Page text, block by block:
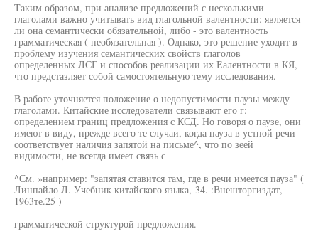
Таким образом, при анализе предложений с несколькими
глаголами важно учитывать вид глагольной валентности: является
ли она семантически обязательной, либо - это валентность
грамматическая ( необязательная ). Однако, это решение уходит в
проблему изучения семантических свойств глаголов
определенных ЛСГ и способов реализации их Еалентности в КЯ,
что предстазляет собой самостоятельную тему исследования.
В работе уточняется положение о недопустимости паузы между
глаголами. Китайские исследователи связывают его г:
определением границ предложения с КСД. Но говоря о паузе, они
имеют в виду, прежде всего те случаи, когда пауза в устной речи
соответствует наличия запятой на письме^, что по зеей
видимости, не всегда имеет связь с
^См. »например: "запятая ставится там, где в речи имеется пауза" (
Линпайло Л. Учебник китайского языка,-34. :Внешторгиздат,
1963те.25 )
грамматической структурой предложения.